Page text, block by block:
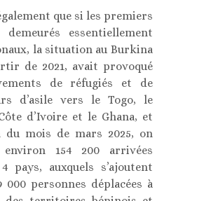
que si les premiers
essentiellement
la situation au Burkina
de 2021, avait provoqué
de réfugiés et de
d’asile vers le Togo, le
d’Ivoire et le Ghana, et
du mois de mars 2025, on
environ 154 200 arrivées
pays, auxquels s’ajoutent
000 personnes déplacées à